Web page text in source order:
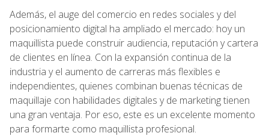
Además, el auge del comercio en redes sociales y del
posicionamiento digital ha ampliado el mercado: hoy un
maquillista puede construir audiencia, reputación y cartera
de clientes en línea. Con la expansión continua de la
industria y el aumento de carreras más flexibles e
independientes, quienes combinan buenas técnicas de
maquillaje con habilidades digitales y de marketing tienen
una gran ventaja. Por eso, este es un excelente momento
para formarte como maquillista profesional.